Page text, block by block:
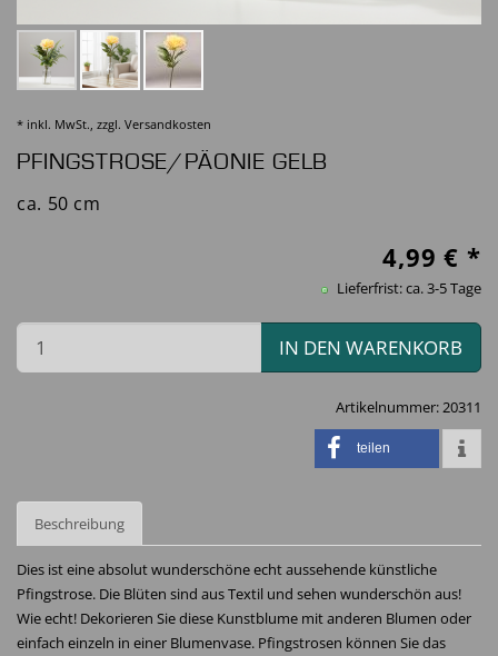
* inkl. MwSt., zzgl. Versandkosten
PFINGSTROSE/PÄONIE GELB
ca. 50 cm
4,99 € *
Lieferfrist: ca. 3-5 Tage
IN DEN WARENKORB
Artikelnummer:20311
teilen
Beschreibung
Dies ist eine absolut wunderschöne echt aussehende künstliche
Pfingstrose. Die Blüten sind aus Textil und sehen wunderschön aus!
Wie echt! Dekorieren Sie diese Kunstblume mit anderen Blumen oder
einfach einzeln in einer Blumenvase. Pfingstrosen können Sie das